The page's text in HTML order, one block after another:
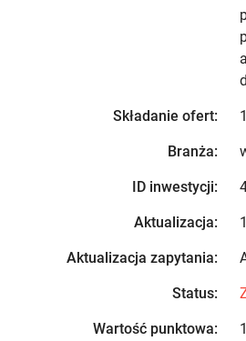
Składanie ofert:
Branża:
ID inwestycji:
Aktualizacja:
Aktualizacja zapytania:
Status:
Wartość punktowa: